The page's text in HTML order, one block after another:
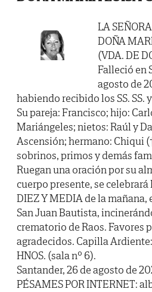
LA SEÑORA
DOÑA
(VDA. DE
Falleció en
agosto de
habiendo recibido los SS. SS.
Su pareja: Francisco; hijo:
Mariángeles; nietos: Raúl y
Ascensión; hermano: Chiqui
sobrinos, primos y demás
Ruegan una oración por su
cuerpo presente, se celebrará
DIEZ Y MEDIA de la
San Juan Bautista,
crematorio de Raos. Favores
agradecidos. Capilla
HNOS. (sala nº 6).
Santander, 26 de agosto de
PÉSAMES POR INTERNET: